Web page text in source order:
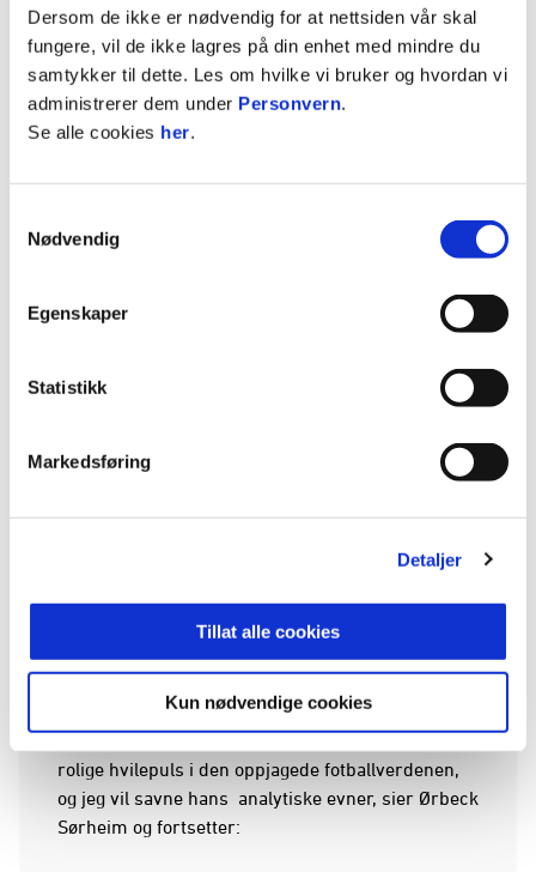
Dersom de ikke er nødvendig for at nettsiden vår skal
fungere, vil de ikke lagres på din enhet med mindre du
samtykker til dette. Les om hvilke vi bruker og hvordan vi
administrerer dem under Personvern.
Se alle cookies her.
Nødvendig
Egenskaper
Statistikk
Markedsføring
Detaljer
Tillat alle cookies
Kun nødvendige cookies
ble naturligvis trist da Ingebrigtsen ga beskjed om
sin avgang, og skryter veldig av jobben han har
lagt ned for klubben.
- Jeg har kjent Jørgen og jobbet sammen med han
var noe han hadde bestemt seg for noe vi har full
respekt for, sier han og fortsetter:
- Jørgen har vært det bærende leddet mellom en
svært engasjerte hovedtrenere, og den rollen har
han fungert veldig godt i. I tillegg har han vært
utviklingsavdelingen og A-laget, og bærer av en
Styreleder i Vålerenga Fotball Elite, Tuva Ørbeck
Sørheim sier følgende om Ingebrigtsens avgang:
- Jørgen har vært som et stille fjellvann mellom
rolige hvilepuls i den oppjagede fotballverdenen,
og jeg vil savne hans analytiske evner, sier Ørbeck
Sørheim og fortsetter: